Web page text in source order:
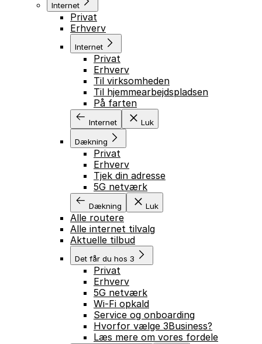
Internet
Privat
Erhverv
Internet
Privat
Erhverv
Til virksomheden
Til hjemmearbejdspladsen
På farten
Internet Luk
Dækning
Privat
Erhverv
Tjek din adresse
5G netværk
Dækning Luk
Alle routere
Alle internet tilvalg
Aktuelle tilbud
Det får du hos 3
Privat
Erhverv
5G netværk
Wi-Fi opkald
Service og onboarding
Hvorfor vælge 3Business?
Læs mere om vores fordele